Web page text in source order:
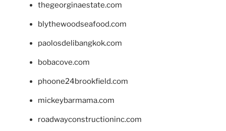
thegeorginaestate.com
blythewoodseafood.com
paolosdelibangkok.com
bobacove.com
phoone24brookfield.com
mickeybarmama.com
roadwayconstructioninc.com